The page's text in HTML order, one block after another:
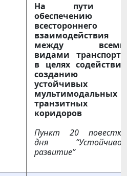
На пути к
обеспечению
всестороннего
взаимодействия
между всеми
видами транспорта
в целях содействия
созданию
устойчивых
мультимодальных
транзитных
коридоров
Пункт 20 повестки
дня “Устойчивое
развитие”